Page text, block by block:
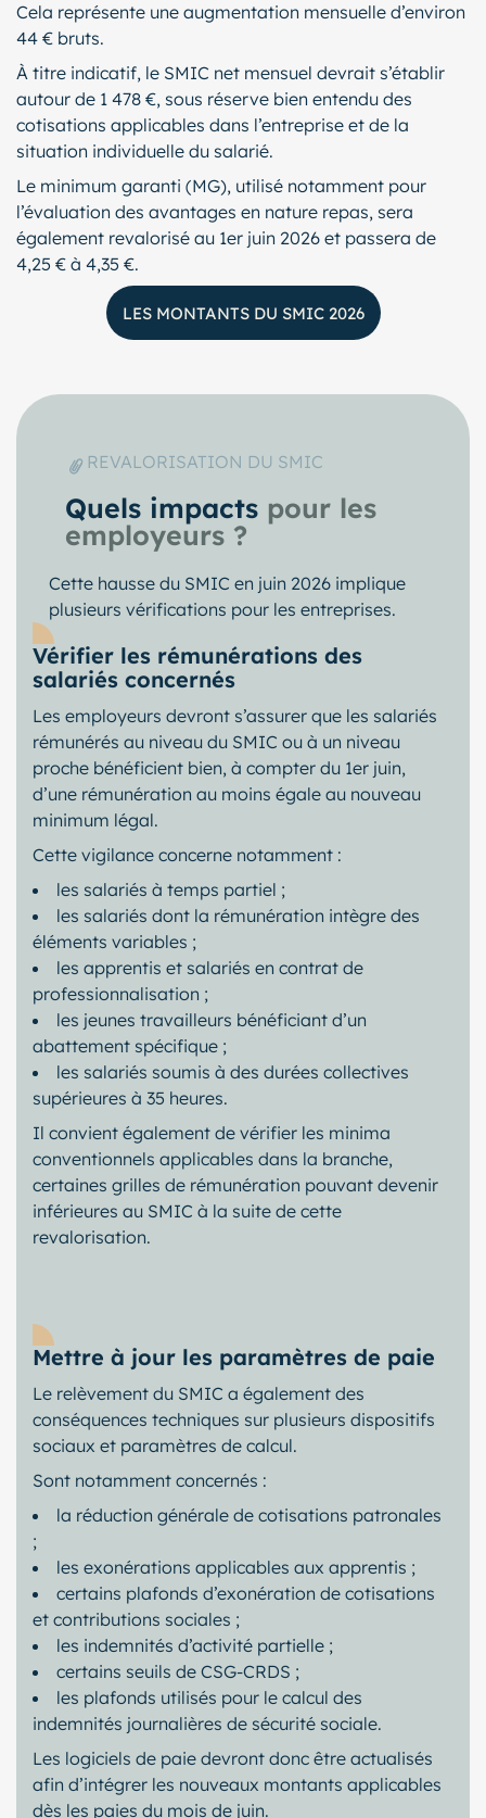
Cela représente une augmentation mensuelle d’environ
44 € bruts.
À titre indicatif, le SMIC net mensuel devrait s’établir
autour de 1 478 €, sous réserve bien entendu des
cotisations applicables dans l’entreprise et de la
situation individuelle du salarié.
Le minimum garanti (MG), utilisé notamment pour
l’évaluation des avantages en nature repas, sera
également revalorisé au 1er juin 2026 et passera de
4,25 € à 4,35 €.
LES MONTANTS DU SMIC 2026
REVALORISATION DU SMIC
Quels impacts pour les
employeurs ?
Cette hausse du SMIC en juin 2026 implique
plusieurs vérifications pour les entreprises.
Vérifier les rémunérations des
salariés concernés
Les employeurs devront s’assurer que les salariés
rémunérés au niveau du SMIC ou à un niveau
proche bénéficient bien, à compter du 1er juin,
d’une rémunération au moins égale au nouveau
minimum légal.
Cette vigilance concerne notamment :
les salariés à temps partiel ;
les salariés dont la rémunération intègre des
éléments variables ;
les apprentis et salariés en contrat de
professionnalisation ;
les jeunes travailleurs bénéficiant d’un
abattement spécifique ;
les salariés soumis à des durées collectives
supérieures à 35 heures.
Il convient également de vérifier les minima
conventionnels applicables dans la branche,
certaines grilles de rémunération pouvant devenir
inférieures au SMIC à la suite de cette
revalorisation.
Mettre à jour les paramètres de paie
Le relèvement du SMIC a également des
conséquences techniques sur plusieurs dispositifs
sociaux et paramètres de calcul.
Sont notamment concernés :
la réduction générale de cotisations patronales
;
les exonérations applicables aux apprentis ;
certains plafonds d’exonération de cotisations
et contributions sociales ;
les indemnités d’activité partielle ;
certains seuils de CSG-CRDS ;
les plafonds utilisés pour le calcul des
indemnités journalières de sécurité sociale.
Les logiciels de paie devront donc être actualisés
afin d’intégrer les nouveaux montants applicables
dès les paies du mois de juin.